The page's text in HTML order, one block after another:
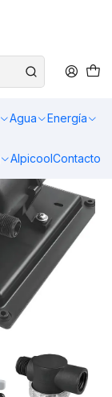
Agua Energía
AlpicoolContacto